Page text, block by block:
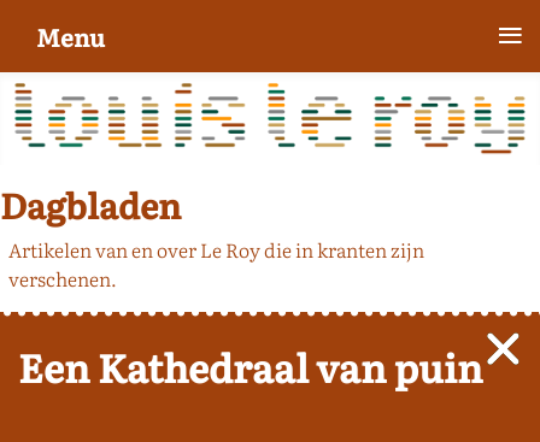
Dagbladen
Artikelen van en over Le Roy die in kranten zijn
verschenen.
Een Kathedraal van puin
Menu ≡